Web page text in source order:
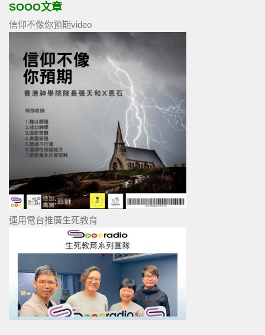
SOOO文章
信仰不像你預期video
運用電台推廣生死教育